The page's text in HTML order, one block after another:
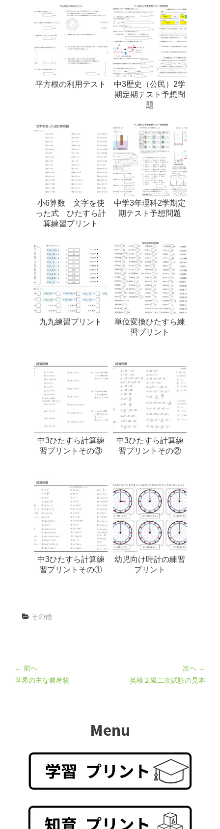
平方根の利用テスト
中3歴史（公民）2学
期定期テスト予想問
題
小6算数 文字を使
った式 ひたすら計
算練習プリント
中学3年理科2学期定
期テスト予想問題
九九練習プリント
単位変換ひたすら練
習プリント
中3ひたすら計算練
習プリントその③
中3ひたすら計算練
習プリントその②
中3ひたすら計算練
習プリントその①
幼児向け時計の練習
プリント
その他
← 前へ
世界の主な農産物
次へ →
英検２級二次試験の見本
Menu